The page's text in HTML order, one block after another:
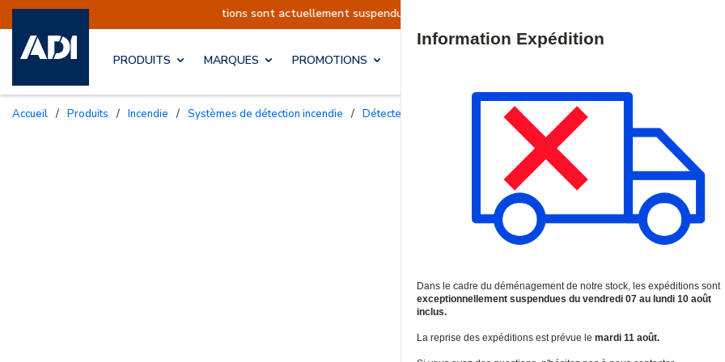
sont actuellement suspendues Reprise prévue le mardi 11 août. Information | Les
PRODUITS MARQUES PROMOTIONS
Accueil / Produits / Incendie / Systèmes de détection incendie / Détecteurs de fumée